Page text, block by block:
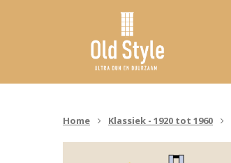
Home Klassiek - 1920 tot 1960